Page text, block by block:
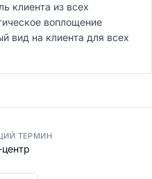
клиента из всех
воплощение
вид на клиента для всех
ТЕРМИН